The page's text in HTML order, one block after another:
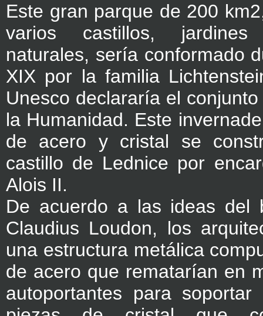
Este gran parque de 200
varios castillos,
naturales, sería conformado
XIX por la familia
Unesco declararía el
la Humanidad. Este
de acero y cristal se
castillo de Lednice por
Alois II.
De acuerdo a las ideas del
Claudius Loudon, los
una estructura metálica
de acero que rematarían en
autoportantes para soportar